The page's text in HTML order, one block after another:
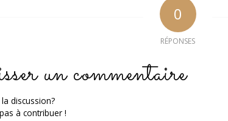
0
RÉPONSES
un commentaire
discussion?
à contribuer !